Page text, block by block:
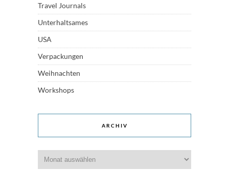
Travel Journals
Unterhaltsames
USA
Verpackungen
Weihnachten
Workshops
ARCHIV